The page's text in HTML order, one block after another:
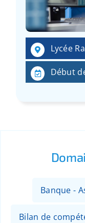
Lycée
Début
Banque -
Bilan de